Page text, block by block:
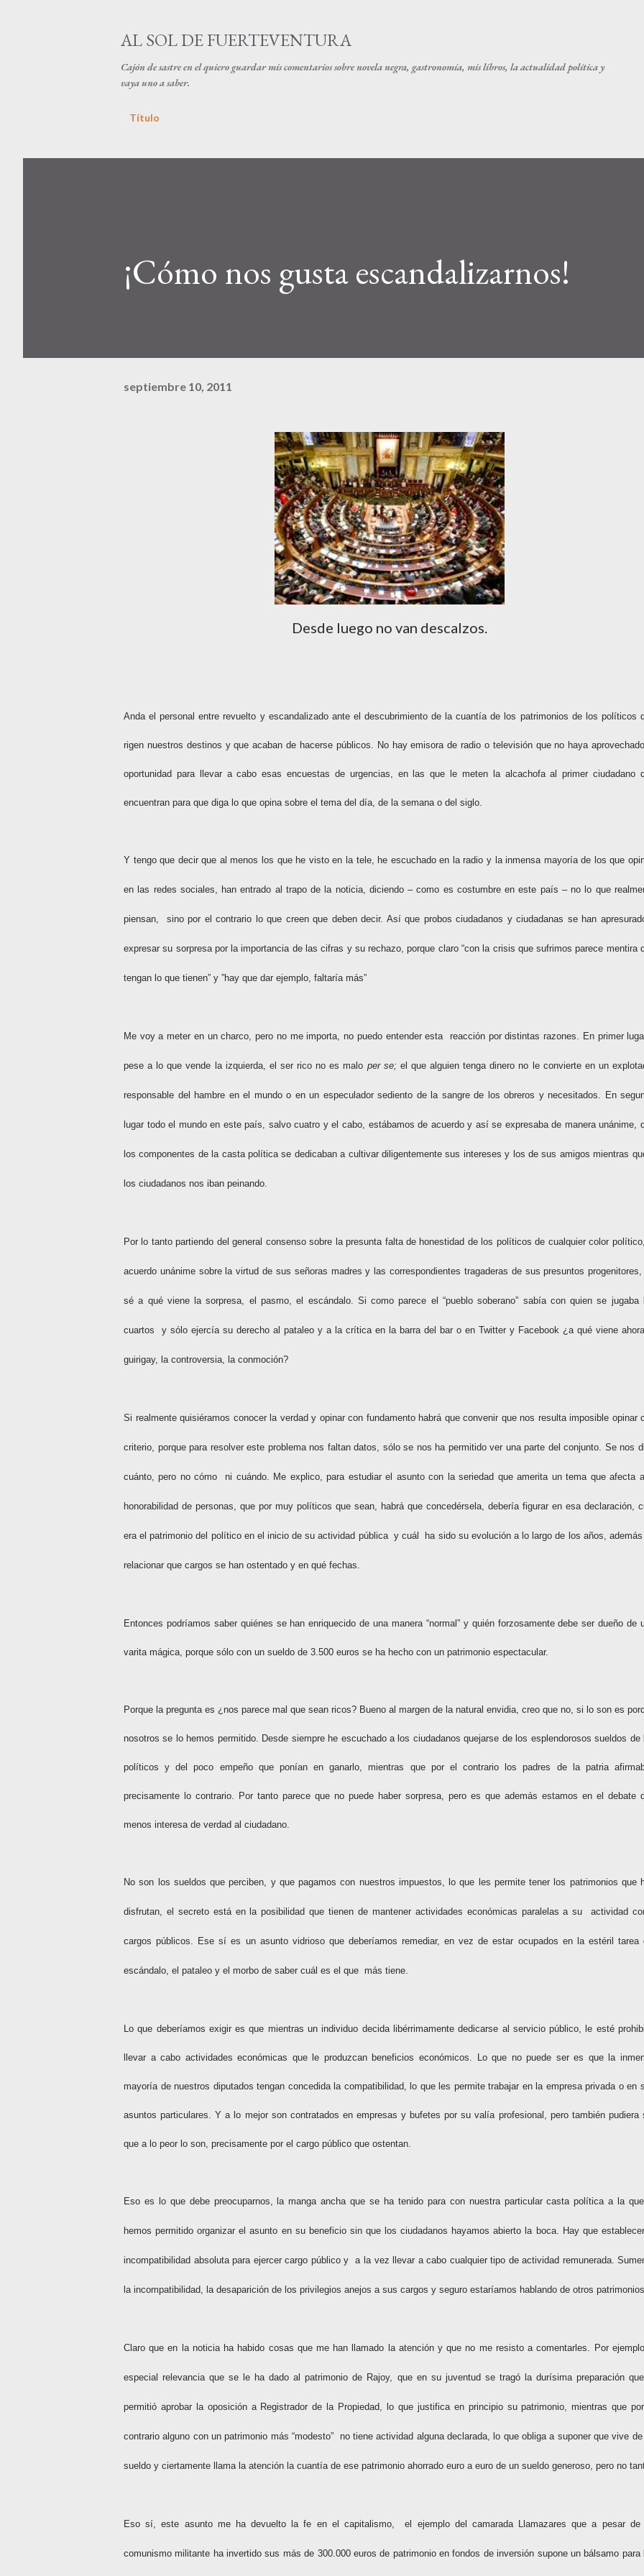
AL SOL DE FUERTEVENTURA
Cajón de sastre en el quiero guardar mis comentarios sobre novela negra, gastronomía, mis libros, la actualidad política y
vaya uno a saber.
Título
¡Cómo nos gusta escandalizarnos!
septiembre 10, 2011
Desde luego no van descalzos.
Anda el personal entre revuelto y escandalizado ante el descubrimiento de la cuantía de los patrimonios de los políticos
rigen nuestros destinos y que acaban de hacerse públicos. No hay emisora de radio o televisión que no haya
oportunidad para llevar a cabo esas encuestas de urgencias, en las que le meten la alcachofa al primer ciudadano
encuentran para que diga lo que opina sobre el tema del día, de la semana o del siglo.
Y tengo que decir que al menos los que he visto en la tele, he escuchado en la radio y la inmensa mayoría de los que
en las redes sociales, han entrado al trapo de la noticia, diciendo – como es costumbre en este país – no lo que
piensan, sino por el contrario lo que creen que deben decir. Así que probos ciudadanos y ciudadanas se han
expresar su sorpresa por la importancia de las cifras y su rechazo, porque claro “con la crisis que sufrimos parece mentira
tengan lo que tienen” y ”hay que dar ejemplo, faltaría más”
Me voy a meter en un charco, pero no me importa, no puedo entender esta reacción por distintas razones. En primer
pese a lo que vende la izquierda, el ser rico no es malo per se; el que alguien tenga dinero no le convierte en un
responsable del hambre en el mundo o en un especulador sediento de la sangre de los obreros y necesitados. En
lugar todo el mundo en este país, salvo cuatro y el cabo, estábamos de acuerdo y así se expresaba de manera unánime,
los componentes de la casta política se dedicaban a cultivar diligentemente sus intereses y los de sus amigos mientras
los ciudadanos nos iban peinando.
Por lo tanto partiendo del general consenso sobre la presunta falta de honestidad de los políticos de cualquier color
acuerdo unánime sobre la virtud de sus señoras madres y las correspondientes tragaderas de sus presuntos progenitores,
sé a qué viene la sorpresa, el pasmo, el escándalo. Si como parece el “pueblo soberano” sabía con quien se jugaba
cuartos y sólo ejercía su derecho al pataleo y a la crítica en la barra del bar o en Twitter y Facebook ¿a qué viene
guirigay, la controversia, la conmoción?
Si realmente quisiéramos conocer la verdad y opinar con fundamento habrá que convenir que nos resulta imposible opinar
criterio, porque para resolver este problema nos faltan datos, sólo se nos ha permitido ver una parte del conjunto. Se nos
cuánto, pero no cómo ni cuándo. Me explico, para estudiar el asunto con la seriedad que amerita un tema que afecta
honorabilidad de personas, que por muy políticos que sean, habrá que concedérsela, debería figurar en esa declaración,
era el patrimonio del político en el inicio de su actividad pública y cuál ha sido su evolución a lo largo de los años,
relacionar que cargos se han ostentado y en qué fechas.
Entonces podríamos saber quiénes se han enriquecido de una manera “normal” y quién forzosamente debe ser dueño de
varita mágica, porque sólo con un sueldo de 3.500 euros se ha hecho con un patrimonio espectacular.
Porque la pregunta es ¿nos parece mal que sean ricos? Bueno al margen de la natural envidia, creo que no, si lo son es
nosotros se lo hemos permitido. Desde siempre he escuchado a los ciudadanos quejarse de los esplendorosos sueldos de
políticos y del poco empeño que ponían en ganarlo, mientras que por el contrario los padres de la patria
precisamente lo contrario. Por tanto parece que no puede haber sorpresa, pero es que además estamos en el debate
menos interesa de verdad al ciudadano.
No son los sueldos que perciben, y que pagamos con nuestros impuestos, lo que les permite tener los patrimonios que
disfrutan, el secreto está en la posibilidad que tienen de mantener actividades económicas paralelas a su actividad
cargos públicos. Ese sí es un asunto vidrioso que deberíamos remediar, en vez de estar ocupados en la estéril tarea
escándalo, el pataleo y el morbo de saber cuál es el que más tiene.
Lo que deberíamos exigir es que mientras un individuo decida libérrimamente dedicarse al servicio público, le esté
llevar a cabo actividades económicas que le produzcan beneficios económicos. Lo que no puede ser es que la
mayoría de nuestros diputados tengan concedida la compatibilidad, lo que les permite trabajar en la empresa privada o en
asuntos particulares. Y a lo mejor son contratados en empresas y bufetes por su valía profesional, pero también pudiera
que a lo peor lo son, precisamente por el cargo público que ostentan.
Eso es lo que debe preocuparnos, la manga ancha que se ha tenido para con nuestra particular casta política a la
hemos permitido organizar el asunto en su beneficio sin que los ciudadanos hayamos abierto la boca. Hay que
incompatibilidad absoluta para ejercer cargo público y a la vez llevar a cabo cualquier tipo de actividad remunerada.
la incompatibilidad, la desaparición de los privilegios anejos a sus cargos y seguro estaríamos hablando de otros
Claro que en la noticia ha habido cosas que me han llamado la atención y que no me resisto a comentarles. Por
especial relevancia que se le ha dado al patrimonio de Rajoy, que en su juventud se tragó la durísima preparación
permitió aprobar la oposición a Registrador de la Propiedad, lo que justifica en principio su patrimonio, mientras que
contrario alguno con un patrimonio más “modesto” no tiene actividad alguna declarada, lo que obliga a suponer que vive
sueldo y ciertamente llama la atención la cuantía de ese patrimonio ahorrado euro a euro de un sueldo generoso, pero no
Eso sí, este asunto me ha devuelto la fe en el capitalismo, el ejemplo del camarada Llamazares que a pesar de
comunismo militante ha invertido sus más de 300.000 euros de patrimonio en fondos de inversión supone un bálsamo para